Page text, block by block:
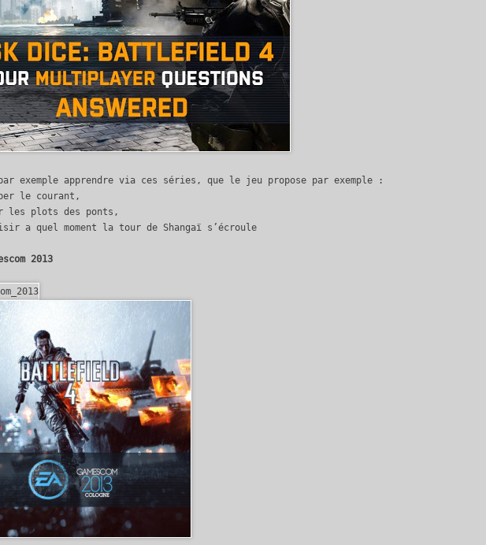
exemple apprendre via ces séries, que le jeu propose par exemple :
le courant,
les plots des ponts,
a quel moment la tour de Shangaï s’écroule
2013